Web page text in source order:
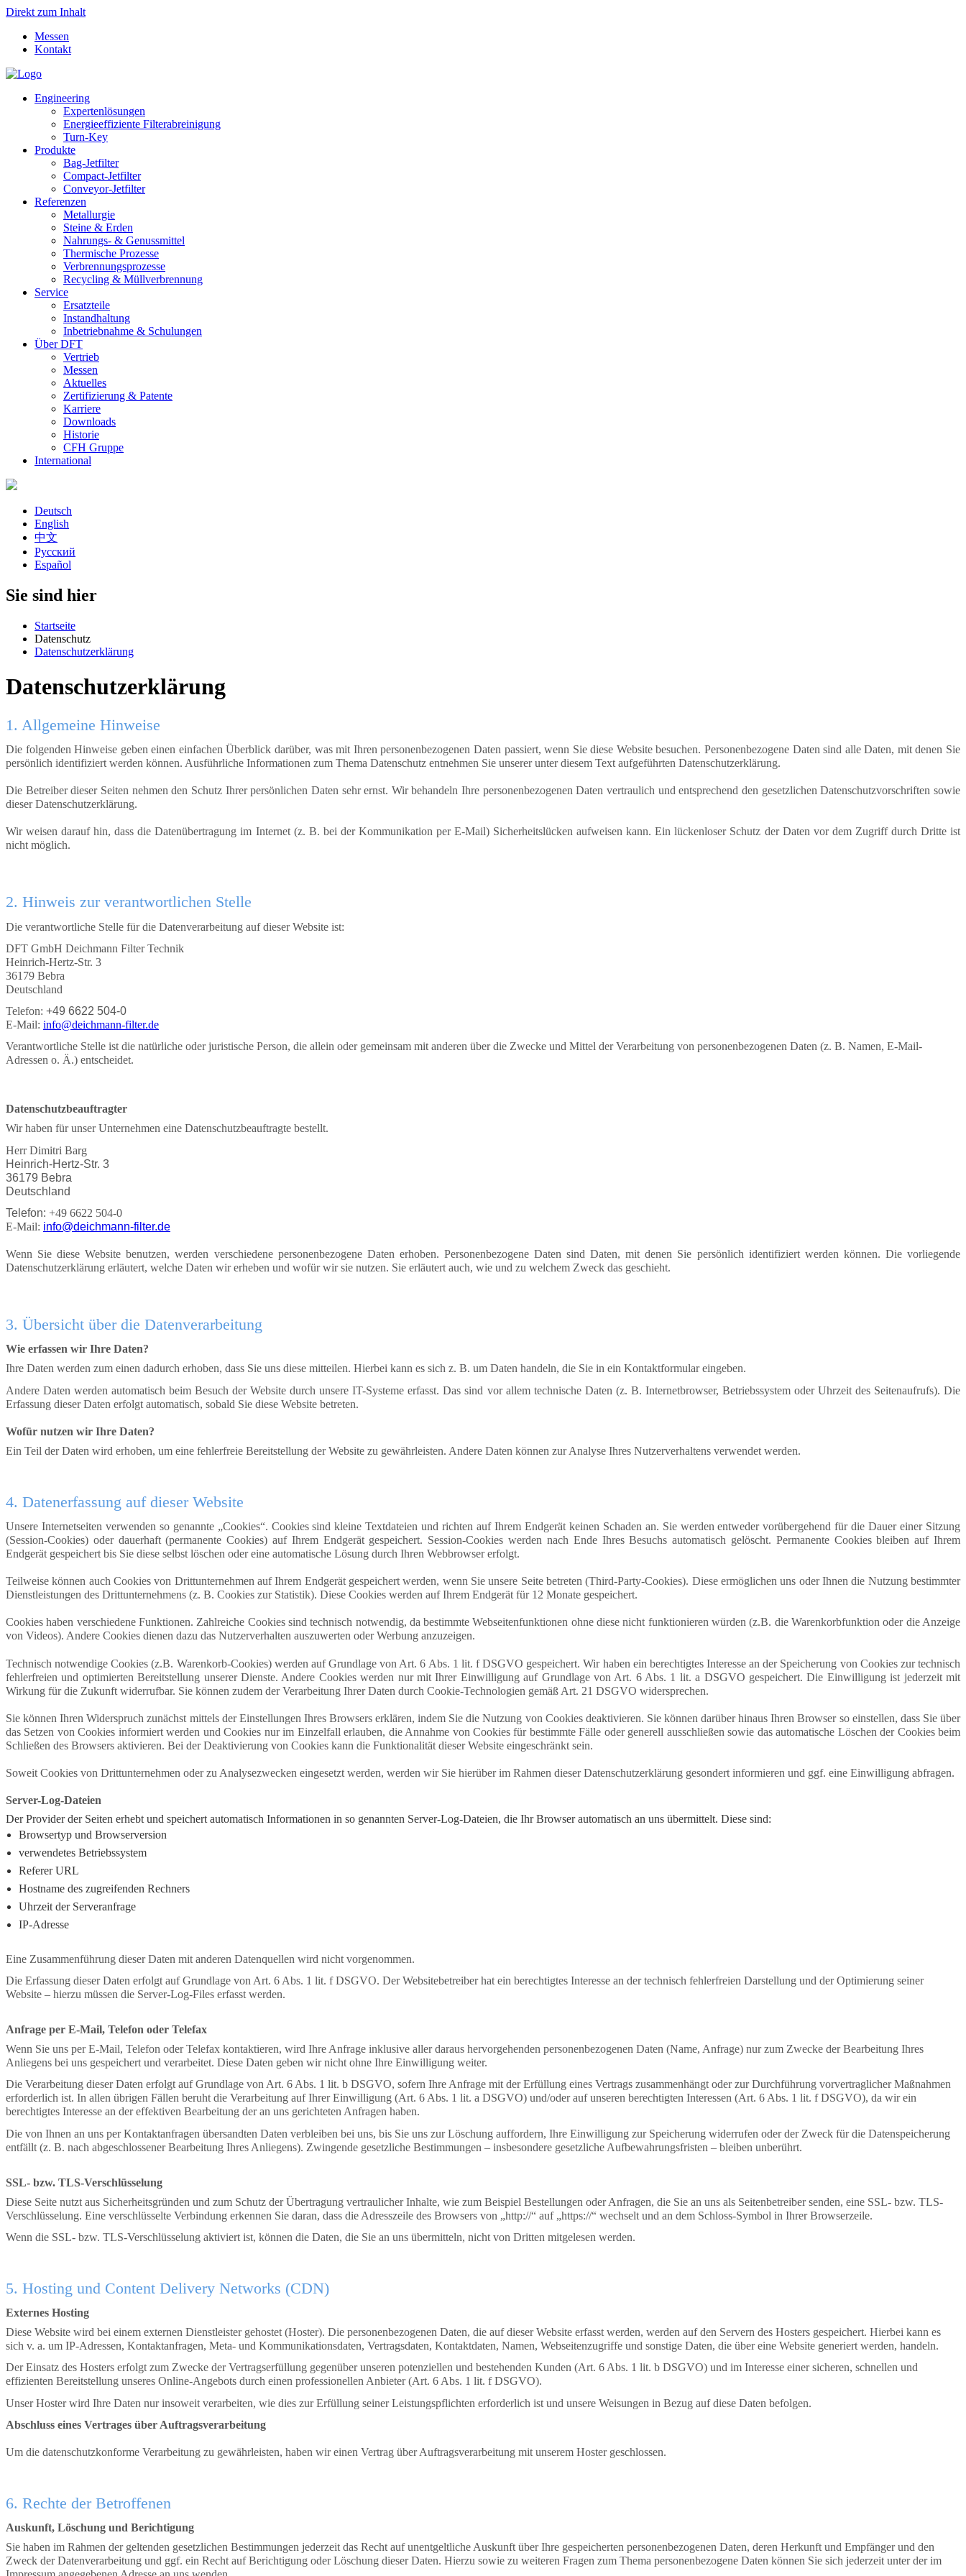
Direkt zum Inhalt
Messen
Kontakt
Engineering
Expertenlösungen
Energieeffiziente Filterabreinigung
Turn-Key
Produkte
Bag-Jetfilter
Compact-Jetfilter
Conveyor-Jetfilter
Referenzen
Metallurgie
Steine & Erden
Nahrungs- & Genussmittel
Thermische Prozesse
Verbrennungsprozesse
Recycling & Müllverbrennung
Service
Ersatzteile
Instandhaltung
Inbetriebnahme & Schulungen
Über DFT
Vertrieb
Messen
Aktuelles
Zertifizierung & Patente
Karriere
Downloads
Historie
CFH Gruppe
International
Deutsch
English
中文
Русский
Español
Sie sind hier
Startseite
Datenschutz
Datenschutzerklärung
Datenschutzerklärung
1. Allgemeine Hinweise
Die folgenden Hinweise geben einen einfachen Überblick darüber, was mit Ihren personenbezogenen Daten passiert, wenn Sie diese Website besuchen. Personenbezogene Daten sind alle Daten, mit denen Sie
persönlich identifiziert werden können. Ausführliche Informationen zum Thema Datenschutz entnehmen Sie unserer unter diesem Text aufgeführten Datenschutzerklärung.
Die Betreiber dieser Seiten nehmen den Schutz Ihrer persönlichen Daten sehr ernst. Wir behandeln Ihre personenbezogenen Daten vertraulich und entsprechend den gesetzlichen Datenschutzvorschriften sowie
dieser Datenschutzerklärung.
Wir weisen darauf hin, dass die Datenübertragung im Internet (z. B. bei der Kommunikation per E-Mail) Sicherheitslücken aufweisen kann. Ein lückenloser Schutz der Daten vor dem Zugriff durch Dritte ist
nicht möglich.
2. Hinweis zur verantwortlichen Stelle
Die verantwortliche Stelle für die Datenverarbeitung auf dieser Website ist:
DFT GmbH Deichmann Filter Technik
Heinrich-Hertz-Str. 3
36179 Bebra
Deutschland
Telefon: +49 6622 504-0
E-Mail: info@deichmann-filter.de
Verantwortliche Stelle ist die natürliche oder juristische Person, die allein oder gemeinsam mit anderen über die Zwecke und Mittel der Verarbeitung von personenbezogenen Daten (z. B. Namen, E-Mail-
Adressen o. Ä.) entscheidet.
Datenschutzbeauftragter
Wir haben für unser Unternehmen eine Datenschutzbeauftragte bestellt.
Herr Dimitri Barg
Heinrich-Hertz-Str. 3
36179 Bebra
Deutschland
Telefon: +49 6622 504-0
E-Mail: info@deichmann-filter.de
Wenn Sie diese Website benutzen, werden verschiedene personenbezogene Daten erhoben. Personenbezogene Daten sind Daten, mit denen Sie persönlich identifiziert werden können. Die vorliegende
Datenschutzerklärung erläutert, welche Daten wir erheben und wofür wir sie nutzen. Sie erläutert auch, wie und zu welchem Zweck das geschieht.
3. Übersicht über die Datenverarbeitung
Wie erfassen wir Ihre Daten?
Ihre Daten werden zum einen dadurch erhoben, dass Sie uns diese mitteilen. Hierbei kann es sich z. B. um Daten handeln, die Sie in ein Kontaktformular eingeben.
Andere Daten werden automatisch beim Besuch der Website durch unsere IT-Systeme erfasst. Das sind vor allem technische Daten (z. B. Internetbrowser, Betriebssystem oder Uhrzeit des Seitenaufrufs). Die
Erfassung dieser Daten erfolgt automatisch, sobald Sie diese Website betreten.
Wofür nutzen wir Ihre Daten?
Ein Teil der Daten wird erhoben, um eine fehlerfreie Bereitstellung der Website zu gewährleisten. Andere Daten können zur Analyse Ihres Nutzerverhaltens verwendet werden.
4. Datenerfassung auf dieser Website
Unsere Internetseiten verwenden so genannte „Cookies“. Cookies sind kleine Textdateien und richten auf Ihrem Endgerät keinen Schaden an. Sie werden entweder vorübergehend für die Dauer einer Sitzung
(Session-Cookies) oder dauerhaft (permanente Cookies) auf Ihrem Endgerät gespeichert. Session-Cookies werden nach Ende Ihres Besuchs automatisch gelöscht. Permanente Cookies bleiben auf Ihrem
Endgerät gespeichert bis Sie diese selbst löschen oder eine automatische Lösung durch Ihren Webbrowser erfolgt.
Teilweise können auch Cookies von Drittunternehmen auf Ihrem Endgerät gespeichert werden, wenn Sie unsere Seite betreten (Third-Party-Cookies). Diese ermöglichen uns oder Ihnen die Nutzung bestimmter
Dienstleistungen des Drittunternehmens (z. B. Cookies zur Statistik). Diese Cookies werden auf Ihrem Endgerät für 12 Monate gespeichert.
Cookies haben verschiedene Funktionen. Zahlreiche Cookies sind technisch notwendig, da bestimmte Webseitenfunktionen ohne diese nicht funktionieren würden (z.B. die Warenkorbfunktion oder die Anzeige
von Videos). Andere Cookies dienen dazu das Nutzerverhalten auszuwerten oder Werbung anzuzeigen.
Technisch notwendige Cookies (z.B. Warenkorb-Cookies) werden auf Grundlage von Art. 6 Abs. 1 lit. f DSGVO gespeichert. Wir haben ein berechtigtes Interesse an der Speicherung von Cookies zur technisch
fehlerfreien und optimierten Bereitstellung unserer Dienste. Andere Cookies werden nur mit Ihrer Einwilligung auf Grundlage von Art. 6 Abs. 1 lit. a DSGVO gespeichert. Die Einwilligung ist jederzeit mit
Wirkung für die Zukunft widerrufbar. Sie können zudem der Verarbeitung Ihrer Daten durch Cookie-Technologien gemäß Art. 21 DSGVO widersprechen.
Sie können Ihren Widerspruch zunächst mittels der Einstellungen Ihres Browsers erklären, indem Sie die Nutzung von Cookies deaktivieren. Sie können darüber hinaus Ihren Browser so einstellen, dass Sie über
das Setzen von Cookies informiert werden und Cookies nur im Einzelfall erlauben, die Annahme von Cookies für bestimmte Fälle oder generell ausschließen sowie das automatische Löschen der Cookies beim
Schließen des Browsers aktivieren. Bei der Deaktivierung von Cookies kann die Funktionalität dieser Website eingeschränkt sein.
Soweit Cookies von Drittunternehmen oder zu Analysezwecken eingesetzt werden, werden wir Sie hierüber im Rahmen dieser Datenschutzerklärung gesondert informieren und ggf. eine Einwilligung abfragen.
Server-Log-Dateien
Der Provider der Seiten erhebt und speichert automatisch Informationen in so genannten Server-Log-Dateien, die Ihr Browser automatisch an uns übermittelt. Diese sind:
Browsertyp und Browserversion
verwendetes Betriebssystem
Referer URL
Hostname des zugreifenden Rechners
Uhrzeit der Serveranfrage
IP-Adresse
Eine Zusammenführung dieser Daten mit anderen Datenquellen wird nicht vorgenommen.
Die Erfassung dieser Daten erfolgt auf Grundlage von Art. 6 Abs. 1 lit. f DSGVO. Der Websitebetreiber hat ein berechtigtes Interesse an der technisch fehlerfreien Darstellung und der Optimierung seiner
Website – hierzu müssen die Server-Log-Files erfasst werden.
Anfrage per E-Mail, Telefon oder Telefax
Wenn Sie uns per E-Mail, Telefon oder Telefax kontaktieren, wird Ihre Anfrage inklusive aller daraus hervorgehenden personenbezogenen Daten (Name, Anfrage) nur zum Zwecke der Bearbeitung Ihres
Anliegens bei uns gespeichert und verarbeitet. Diese Daten geben wir nicht ohne Ihre Einwilligung weiter.
Die Verarbeitung dieser Daten erfolgt auf Grundlage von Art. 6 Abs. 1 lit. b DSGVO, sofern Ihre Anfrage mit der Erfüllung eines Vertrags zusammenhängt oder zur Durchführung vorvertraglicher Maßnahmen
erforderlich ist. In allen übrigen Fällen beruht die Verarbeitung auf Ihrer Einwilligung (Art. 6 Abs. 1 lit. a DSGVO) und/oder auf unseren berechtigten Interessen (Art. 6 Abs. 1 lit. f DSGVO), da wir ein
berechtigtes Interesse an der effektiven Bearbeitung der an uns gerichteten Anfragen haben.
Die von Ihnen an uns per Kontaktanfragen übersandten Daten verbleiben bei uns, bis Sie uns zur Löschung auffordern, Ihre Einwilligung zur Speicherung widerrufen oder der Zweck für die Datenspeicherung
entfällt (z. B. nach abgeschlossener Bearbeitung Ihres Anliegens). Zwingende gesetzliche Bestimmungen – insbesondere gesetzliche Aufbewahrungsfristen – bleiben unberührt.
SSL- bzw. TLS-Verschlüsselung
Diese Seite nutzt aus Sicherheitsgründen und zum Schutz der Übertragung vertraulicher Inhalte, wie zum Beispiel Bestellungen oder Anfragen, die Sie an uns als Seitenbetreiber senden, eine SSL- bzw. TLS-
Verschlüsselung. Eine verschlüsselte Verbindung erkennen Sie daran, dass die Adresszeile des Browsers von „http://“ auf „https://“ wechselt und an dem Schloss-Symbol in Ihrer Browserzeile.
Wenn die SSL- bzw. TLS-Verschlüsselung aktiviert ist, können die Daten, die Sie an uns übermitteln, nicht von Dritten mitgelesen werden.
5. Hosting und Content Delivery Networks (CDN)
Externes Hosting
Diese Website wird bei einem externen Dienstleister gehostet (Hoster). Die personenbezogenen Daten, die auf dieser Website erfasst werden, werden auf den Servern des Hosters gespeichert. Hierbei kann es
sich v. a. um IP-Adressen, Kontaktanfragen, Meta- und Kommunikationsdaten, Vertragsdaten, Kontaktdaten, Namen, Webseitenzugriffe und sonstige Daten, die über eine Website generiert werden, handeln.
Der Einsatz des Hosters erfolgt zum Zwecke der Vertragserfüllung gegenüber unseren potenziellen und bestehenden Kunden (Art. 6 Abs. 1 lit. b DSGVO) und im Interesse einer sicheren, schnellen und
effizienten Bereitstellung unseres Online-Angebots durch einen professionellen Anbieter (Art. 6 Abs. 1 lit. f DSGVO).
Unser Hoster wird Ihre Daten nur insoweit verarbeiten, wie dies zur Erfüllung seiner Leistungspflichten erforderlich ist und unsere Weisungen in Bezug auf diese Daten befolgen.
Abschluss eines Vertrages über Auftragsverarbeitung
Um die datenschutzkonforme Verarbeitung zu gewährleisten, haben wir einen Vertrag über Auftragsverarbeitung mit unserem Hoster geschlossen.
6. Rechte der Betroffenen
Auskunft, Löschung und Berichtigung
Sie haben im Rahmen der geltenden gesetzlichen Bestimmungen jederzeit das Recht auf unentgeltliche Auskunft über Ihre gespeicherten personenbezogenen Daten, deren Herkunft und Empfänger und den
Zweck der Datenverarbeitung und ggf. ein Recht auf Berichtigung oder Löschung dieser Daten. Hierzu sowie zu weiteren Fragen zum Thema personenbezogene Daten können Sie sich jederzeit unter der im